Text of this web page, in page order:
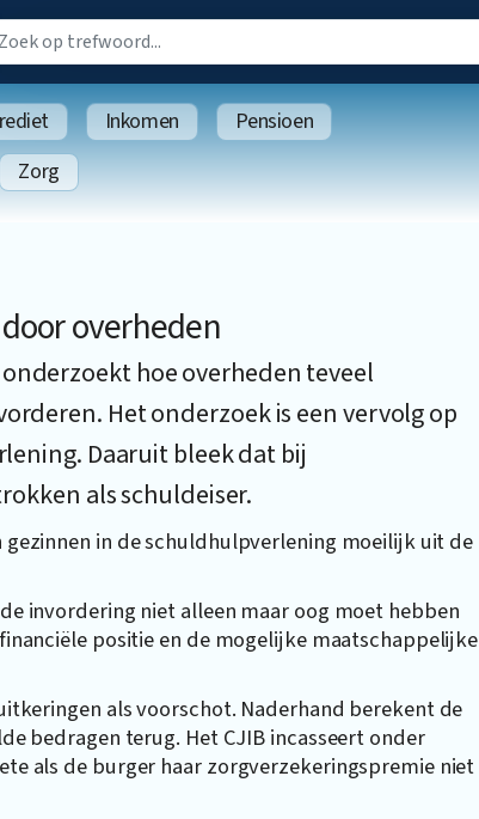
Inkomen
Pensioen
Zorg
overheden
hoe overheden teveel
Het onderzoek is een vervolg op
Daaruit bleek dat bij
als schuldeiser.
in de schuldhulpverlening moeilijk uit de
invordering niet alleen maar oog moet hebben
positie en de mogelijke maatschappelijke
als voorschot. Naderhand berekent de
bedragen terug. Het CJIB incasseert onder
als de burger haar zorgverzekeringspremie niet